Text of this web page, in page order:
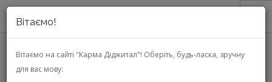
Вітаємо!
Вітаємо на сайті "Карма Діджитал"! Оберіть, будь-ласка, зручну
для вас мову:
О НАС
АКЦИИ